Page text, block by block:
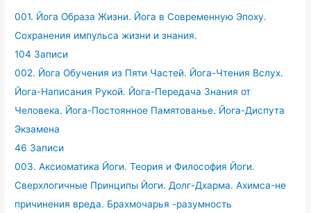
001. Йога Образа Жизни. Йога в Современную Эпоху.
Сохранения импульса жизни и знания.
104 Записи
002. Йога Обучения из Пяти Частей. Йога-Чтения Вслух.
Йога-Написания Рукой. Йога-Передача Знания от
Человека. Йога-Постоянное Памятованье. Йога-Диспута
Экзамена
46 Записи
003. Аксиоматика Йоги. Теория и Философия Йоги.
Сверхлогичные Принципы Йоги. Долг-Дхарма. Ахимса-не
причинения вреда. Брахмочарья -разумность